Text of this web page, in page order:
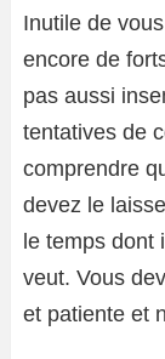
Inutile de
encore de
pas aussi
tentatives de
comprendre
devez le
le temps dont
veut. Vous
et patiente et